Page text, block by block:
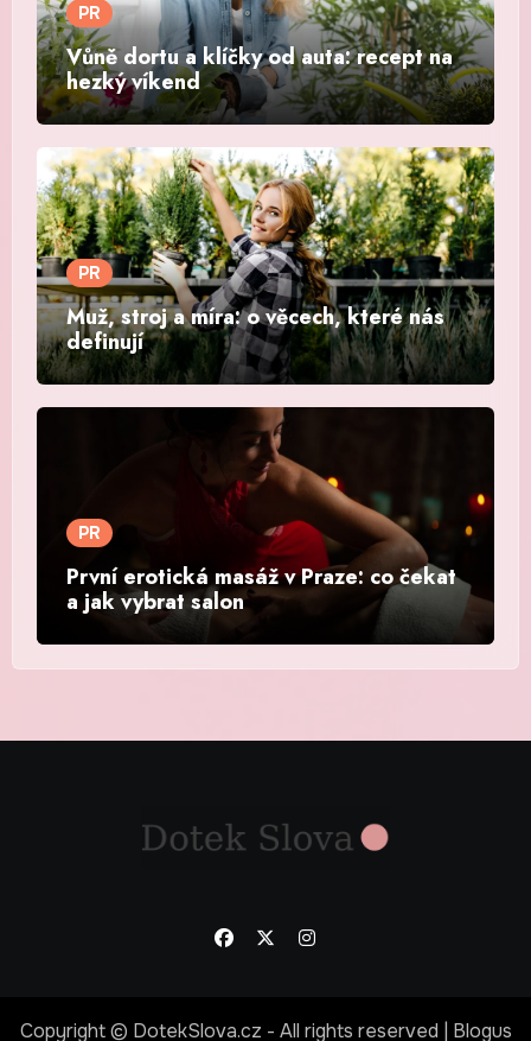
PR
Vůně dortu a klíčky od auta: recept na
hezký víkend
PR
Muž, stroj a míra: o věcech, které nás
definují
PR
První erotická masáž v Praze: co čekat
a jak vybrat salon
Copyright © DotekSlova.cz - All rights reserved Blogus